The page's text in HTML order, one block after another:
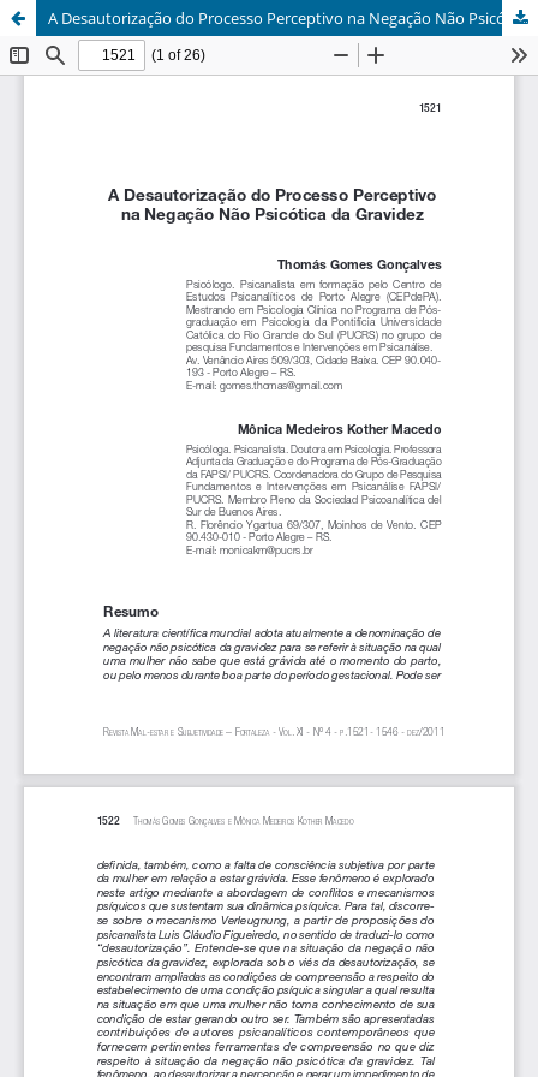
A Desautorização do Processo Perceptivo na Negação Não Psicótica da Gravidez